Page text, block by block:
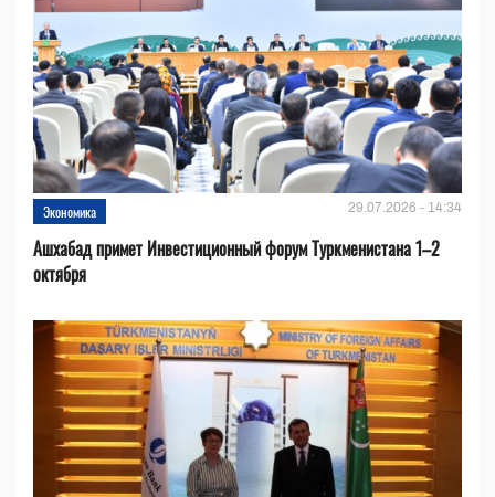
Экономика 29.07.2026 - 14:34
Ашхабад примет Инвестиционный форум Туркменистана 1–2
октября